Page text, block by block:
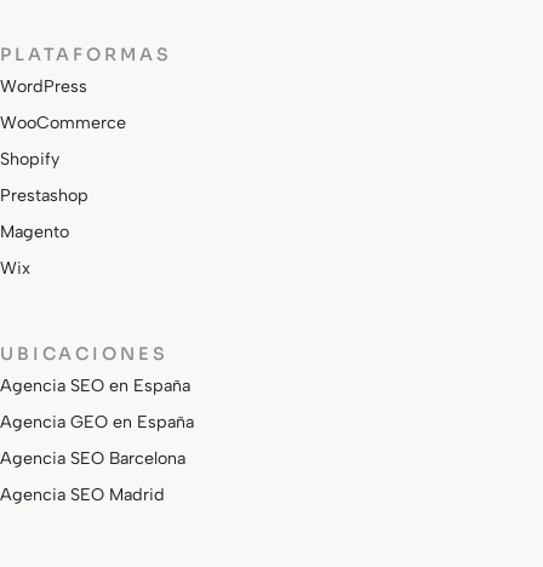
PLATAFORMAS
WordPress
WooCommerce
Shopify
Prestashop
Magento
Wix
UBICACIONES
Agencia SEO en España
Agencia GEO en España
Agencia SEO Barcelona
Agencia SEO Madrid